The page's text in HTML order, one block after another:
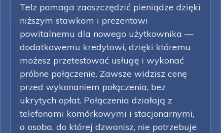
Telz pomaga zaoszczędzić pieniądze dzięki
niższym stawkom i prezentowi
powitalnemu dla nowego użytkownika —
dodatkowemu kredytowi, dzięki któremu
możesz przetestować usługę i wykonać
próbne połączenie. Zawsze widzisz cenę
przed wykonaniem połączenia, bez
ukrytych opłat. Połączenia działają z
telefonami komórkowymi i stacjonarnymi,
a osoba, do której dzwonisz, nie potrzebuje